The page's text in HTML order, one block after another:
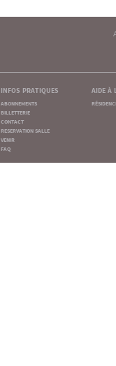
infos pratiques
abonnements
billetterie
contact
reservation salle
venir
faq
aide